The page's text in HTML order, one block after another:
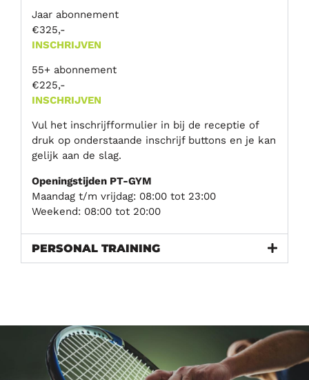
Jaar abonnement
€325,-
INSCHRIJVEN
55+ abonnement
€225,-
INSCHRIJVEN
Vul het inschrijfformulier in bij de receptie of
druk op onderstaande inschrijf buttons en je kan
gelijk aan de slag.
Openingstijden PT-GYM
Maandag t/m vrijdag: 08:00 tot 23:00
Weekend: 08:00 tot 20:00
PERSONAL TRAINING